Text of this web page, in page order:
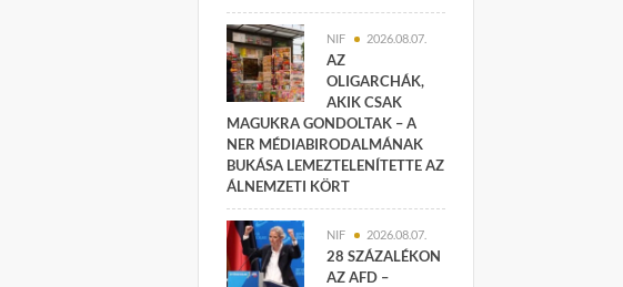
NIF 2026.08.07.
AZ
OLIGARCHÁK,
AKIK CSAK
MAGUKRA GONDOLTAK – A
NER MÉDIABIRODALMÁNAK
BUKÁSA LEMEZTELENÍTETTE AZ
ÁLNEMZETI KÖRT
NIF 2026.08.07.
28 SZÁZALÉKON
AZ AFD –